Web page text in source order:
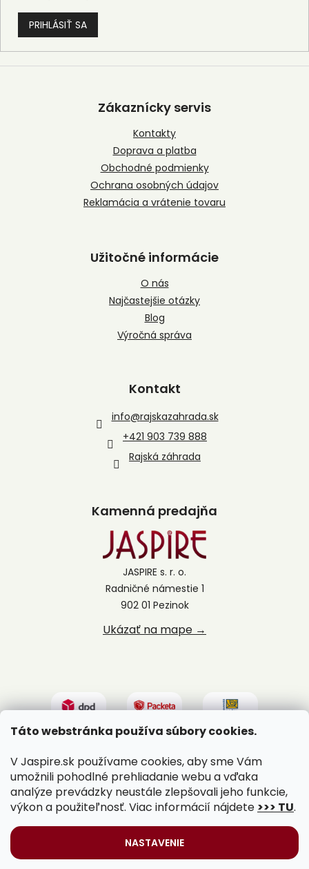
Táto webstránka používa súbory cookies.
V Jaspire.sk používame cookies, aby sme Vám
umožnili pohodlné prehliadanie webu a vďaka
analýze prevádzky neustále zlepšovali jeho funkcie,
výkon a použiteľnosť. Viac informácií nájdete >>> TU.
NASTAVENIE
PRIHLÁSIŤ SA
Z
Zákaznícky servis
Kontakty
Doprava a platba
Obchodné podmienky
Ochrana osobných údajov
Reklamácia a vrátenie tovaru
Užitočné informácie
O nás
Najčastejšie otázky
Blog
Výročná správa
Kontakt
info@rajskazahrada.sk
+421 903 739 888
Rajská záhrada
Kamenná predajňa
JASPIRE s. r. o.
Radničné námestie 1
902 01 Pezinok
Ukázať na mape →